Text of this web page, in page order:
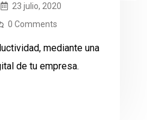
23 julio, 2020
0 Comments
mediante una
de tu empresa.